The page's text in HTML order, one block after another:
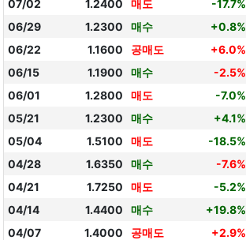
07/02
1.2400 매도 -17.7%
06/29
1.2300 매수 +0.8%
06/22
1.1600 공매도 +6.0%
06/15
1.1900 매수 -2.5%
06/01
1.2800 매도 -7.0%
05/21
1.2300 매수 +4.1%
05/04
1.5100 매도 -18.5%
04/28
1.6350 매수 -7.6%
04/21
1.7250 매도 -5.2%
04/14
1.4400 매수 +19.8%
04/07
1.4000 공매도 +2.9%